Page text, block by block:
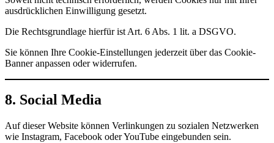
ausdrücklichen Einwilligung gesetzt.
Die Rechtsgrundlage hierfür ist Art. 6 Abs. 1 lit. a DSGVO.
Sie können Ihre Cookie-Einstellungen jederzeit über das Cookie-
Banner anpassen oder widerrufen.
8. Social Media
Auf dieser Website können Verlinkungen zu sozialen Netzwerken
wie Instagram, Facebook oder YouTube eingebunden sein.